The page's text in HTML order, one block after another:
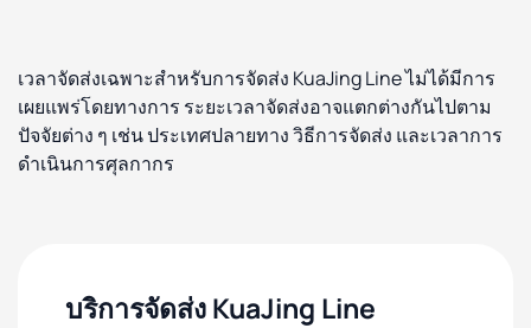
เวลาจัดส่งเฉพาะสำหรับการจัดส่ง KuaJing Line ไม่ได้มีการ
เผยแพร่โดยทางการ ระยะเวลาจัดส่งอาจแตกต่างกันไปตาม
ปัจจัยต่าง ๆ เช่น ประเทศปลายทาง วิธีการจัดส่ง และเวลาการ
ดำเนินการศุลกากร
บริการจัดส่ง KuaJing Line